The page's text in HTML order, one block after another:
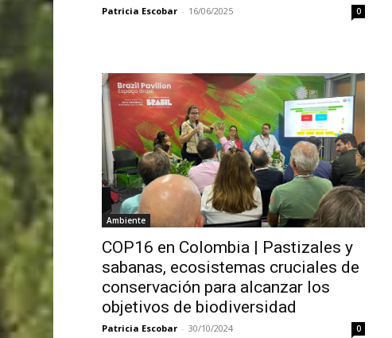
Patricia Escobar - 16/06/2025 0
Ambiente
COP16 en Colombia | Pastizales y
sabanas, ecosistemas cruciales de
conservación para alcanzar los
objetivos de biodiversidad
Patricia Escobar - 30/10/2024 0